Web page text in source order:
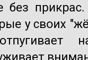
без
у своих